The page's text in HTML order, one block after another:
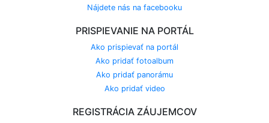
Nájdete nás na facebooku
PRISPIEVANIE NA PORTÁL
Ako prispievať na portál
Ako pridať fotoalbum
Ako pridať panorámu
Ako pridať video
REGISTRÁCIA ZÁUJEMCOV